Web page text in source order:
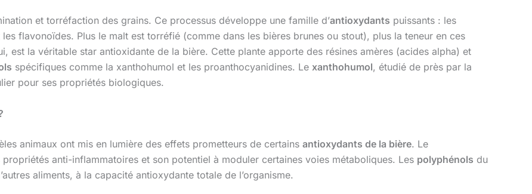
et torréfaction des grains. Ce processus développe une famille d’antioxydants puissants : les
flavonoïdes. Plus le malt est torréfié (comme dans les bières brunes ou stout), plus la teneur en ces
est la véritable star antioxidante de la bière. Cette plante apporte des résines amères (acides alpha) et
spécifiques comme la xanthohumol et les proanthocyanidines. Le xanthohumol, étudié de près par la
pour ses propriétés biologiques.
animaux ont mis en lumière des effets prometteurs de certains antioxydants de la bière. Le
anti-inflammatoires et son potentiel à moduler certaines voies métaboliques. Les polyphénols du
aliments, à la capacité antioxydante totale de l’organisme.